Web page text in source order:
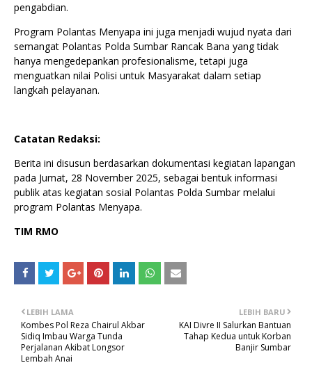
pengabdian.
Program Polantas Menyapa ini juga menjadi wujud nyata dari
semangat Polantas Polda Sumbar Rancak Bana yang tidak
hanya mengedepankan profesionalisme, tetapi juga
menguatkan nilai Polisi untuk Masyarakat dalam setiap
langkah pelayanan.
Catatan Redaksi:
Berita ini disusun berdasarkan dokumentasi kegiatan lapangan
pada Jumat, 28 November 2025, sebagai bentuk informasi
publik atas kegiatan sosial Polantas Polda Sumbar melalui
program Polantas Menyapa.
TIM RMO
LEBIH BARU
KAI Divre II Salurkan Bantuan
Tahap Kedua untuk Korban
Banjir Sumbar
LEBIH LAMA
Kombes Pol Reza Chairul Akbar
Sidiq Imbau Warga Tunda
Perjalanan Akibat Longsor
Lembah Anai